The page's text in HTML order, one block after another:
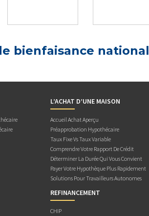
bienfaisance national
L’ACHAT D’UNE MAISON
Accueil Achat Aperçu
Préapprobation Hypothécaire
Taux Fixe Vs Taux Variable
Comprendre Votre Rapport De Crédit
Déterminer La Durée Qui Vous Convient
Payer Votre Hypothèque Plus Rapidement
Solutions Pour Travailleurs Autonomes
REFINANCEMENT
CHIP